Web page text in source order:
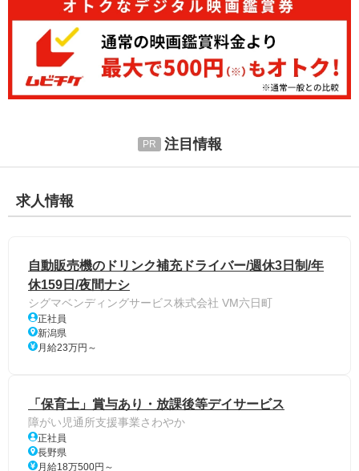
注目情報
求人情報
自動販売機のドリンク補充ドライバー/週休3日制/年
休159日/夜間ナシ
シグマベンディングサービス株式会社 VM六日町
正社員
新潟県
月給23万円～
「保育士」賞与あり・放課後等デイサービス
障がい児通所支援事業さわやか
正社員
長野県
月給18万500円～